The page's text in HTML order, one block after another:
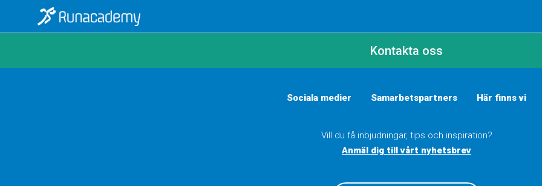
Kontakta oss
Sociala medier Samarbetspartners Här finns vi
Vill du få inbjudningar, tips och inspiration?
Anmäl dig till vårt nyhetsbrev